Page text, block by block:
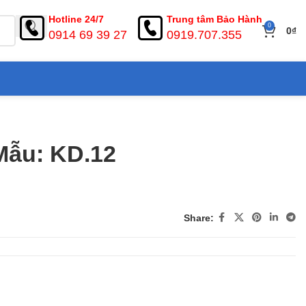
Hotline 24/7
0914 69 39 27
Trung tâm Bảo Hành
0919.707.355
0 0₫
KD.12
Share: